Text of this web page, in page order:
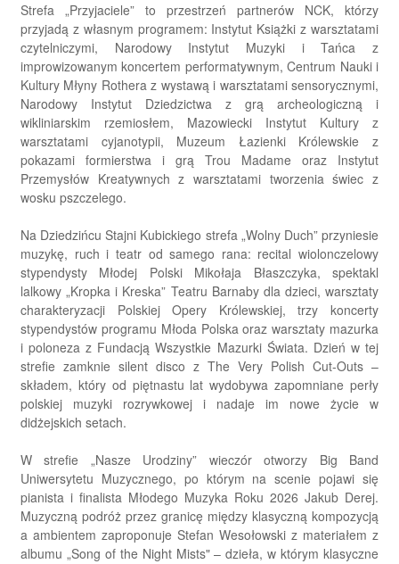
Strefa „Przyjaciele” to przestrzeń partnerów NCK, którzy
przyjadą z własnym programem: Instytut Książki z warsztatami
czytelniczymi, Narodowy Instytut Muzyki i Tańca z
improwizowanym koncertem performatywnym, Centrum Nauki i
Kultury Młyny Rothera z wystawą i warsztatami sensorycznymi,
Narodowy Instytut Dziedzictwa z grą archeologiczną i
wikliniarskim rzemiosłem, Mazowiecki Instytut Kultury z
warsztatami cyjanotypii, Muzeum Łazienki Królewskie z
pokazami formierstwa i grą Trou Madame oraz Instytut
Przemysłów Kreatywnych z warsztatami tworzenia świec z
wosku pszczelego.
Na Dziedzińcu Stajni Kubickiego strefa „Wolny Duch” przyniesie
muzykę, ruch i teatr od samego rana: recital wiolonczelowy
stypendysty Młodej Polski Mikołaja Błaszczyka, spektakl
lalkowy „Kropka i Kreska” Teatru Barnaby dla dzieci, warsztaty
charakteryzacji Polskiej Opery Królewskiej, trzy koncerty
stypendystów programu Młoda Polska oraz warsztaty mazurka
i poloneza z Fundacją Wszystkie Mazurki Świata. Dzień w tej
strefie zamknie silent disco z The Very Polish Cut-Outs –
składem, który od piętnastu lat wydobywa zapomniane perły
polskiej muzyki rozrywkowej i nadaje im nowe życie w
didżejskich setach.
W strefie „Nasze Urodziny” wieczór otworzy Big Band
Uniwersytetu Muzycznego, po którym na scenie pojawi się
pianista i finalista Młodego Muzyka Roku 2026 Jakub Derej.
Muzyczną podróż przez granicę między klasyczną kompozycją
a ambientem zaproponuje Stefan Wesołowski z materiałem z
albumu „Song of the Night Mists" – dzieła, w którym klasyczne